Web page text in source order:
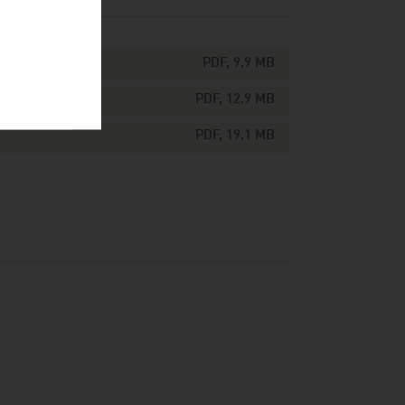
PDF, 9.9 MB
PDF, 12.9 MB
PDF, 19.1 MB